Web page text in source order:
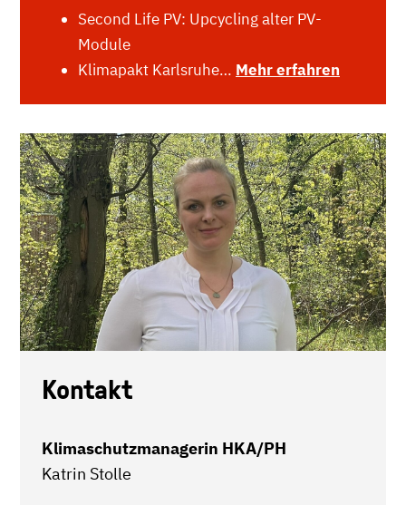
Second Life PV: Upcycling alter PV-
Module
Klimapakt Karlsruhe… Mehr erfahren
Kontakt
Klimaschutzmanagerin HKA/PH
Katrin Stolle